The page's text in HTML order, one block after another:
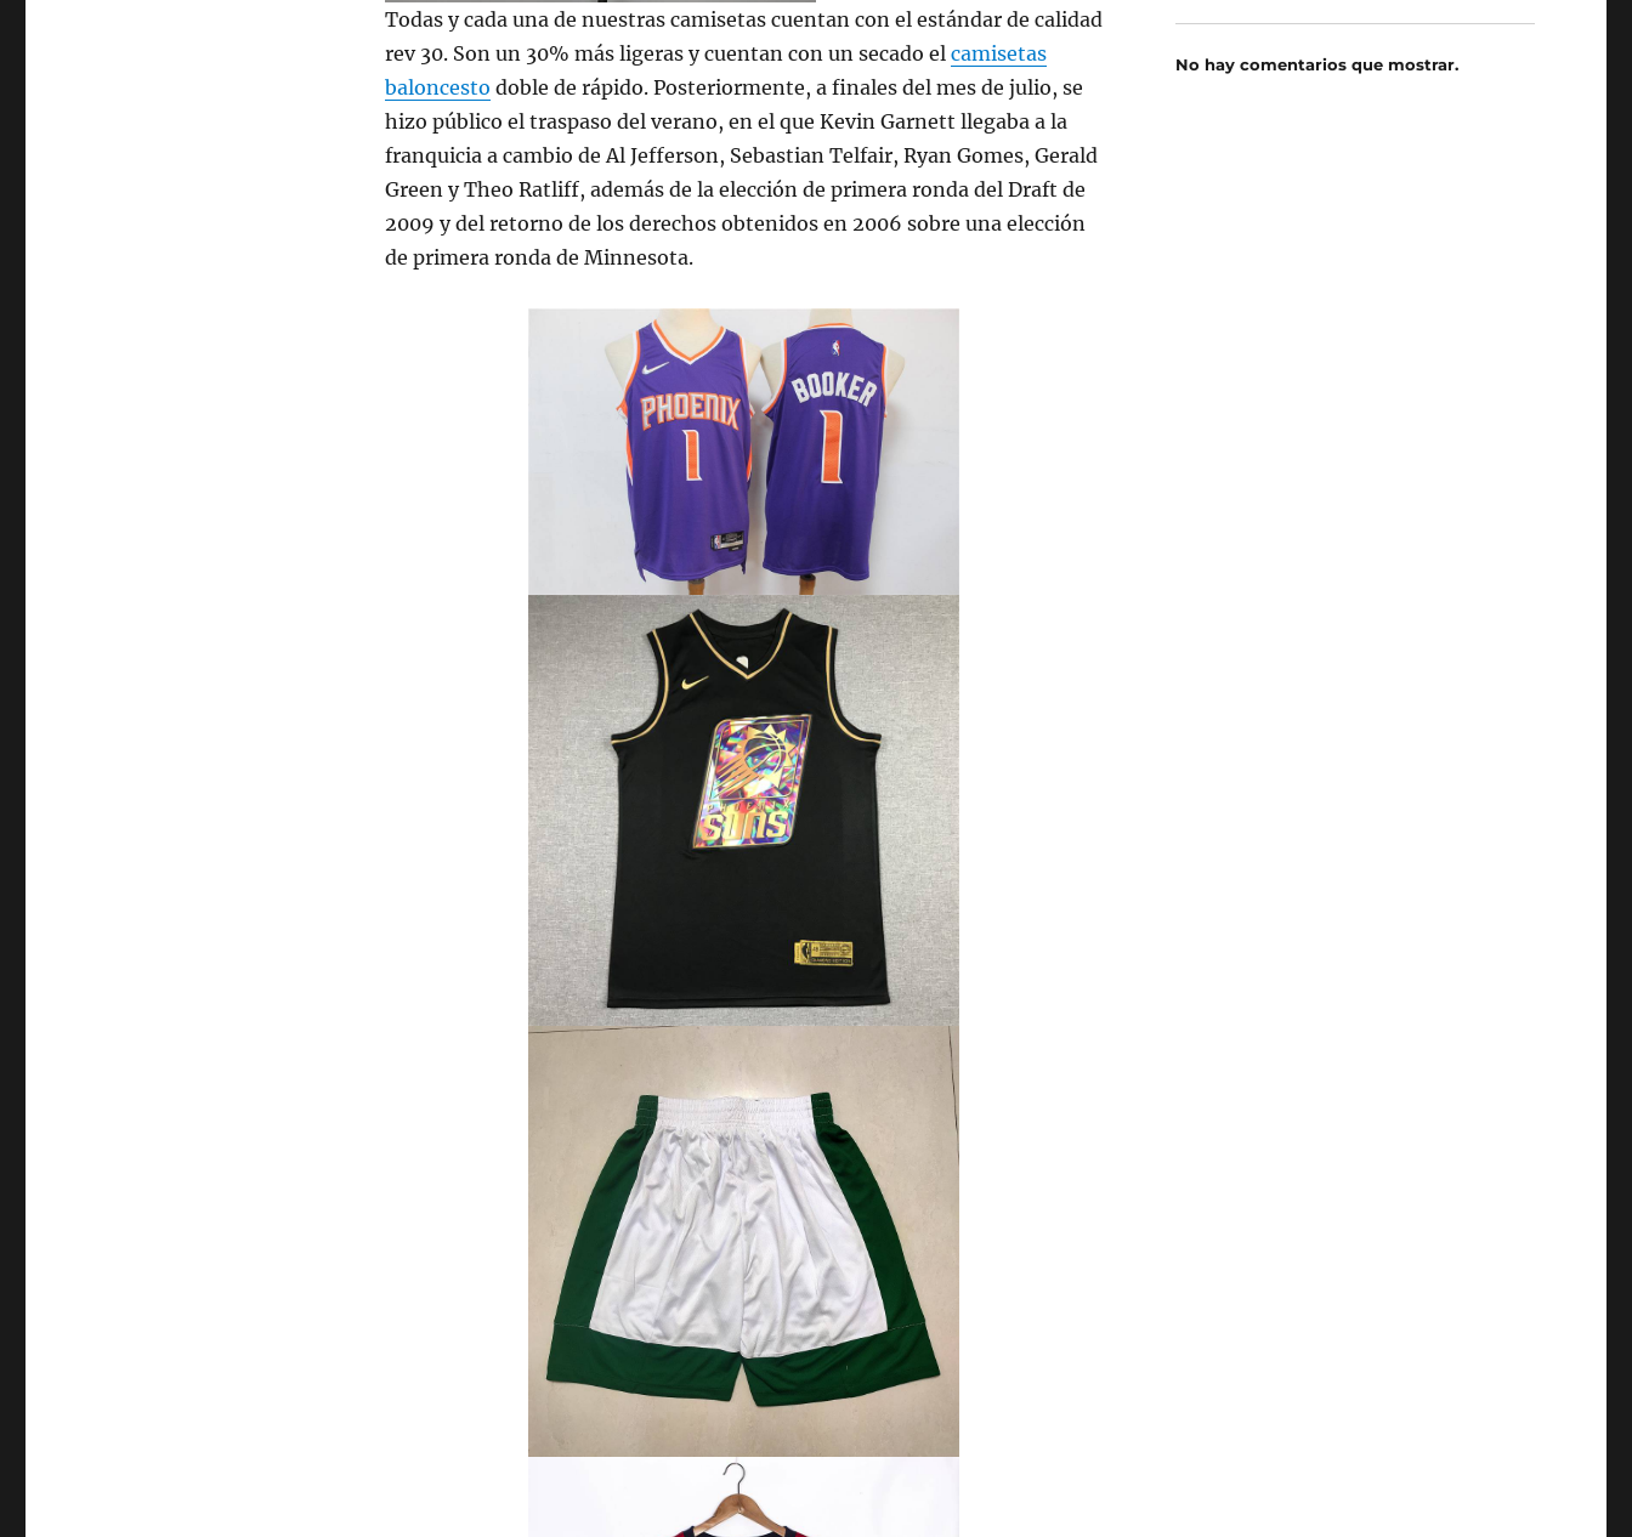
Todas y cada una de nuestras camisetas cuentan con el estándar de calidad
rev 30. Son un 30% más ligeras y cuentan con un secado el camisetas
baloncesto doble de rápido. Posteriormente, a finales del mes de julio, se
hizo público el traspaso del verano, en el que Kevin Garnett llegaba a la
franquicia a cambio de Al Jefferson, Sebastian Telfair, Ryan Gomes, Gerald
Green y Theo Ratliff, además de la elección de primera ronda del Draft de
2009 y del retorno de los derechos obtenidos en 2006 sobre una elección
de primera ronda de Minnesota.
No hay comentarios que mostrar.